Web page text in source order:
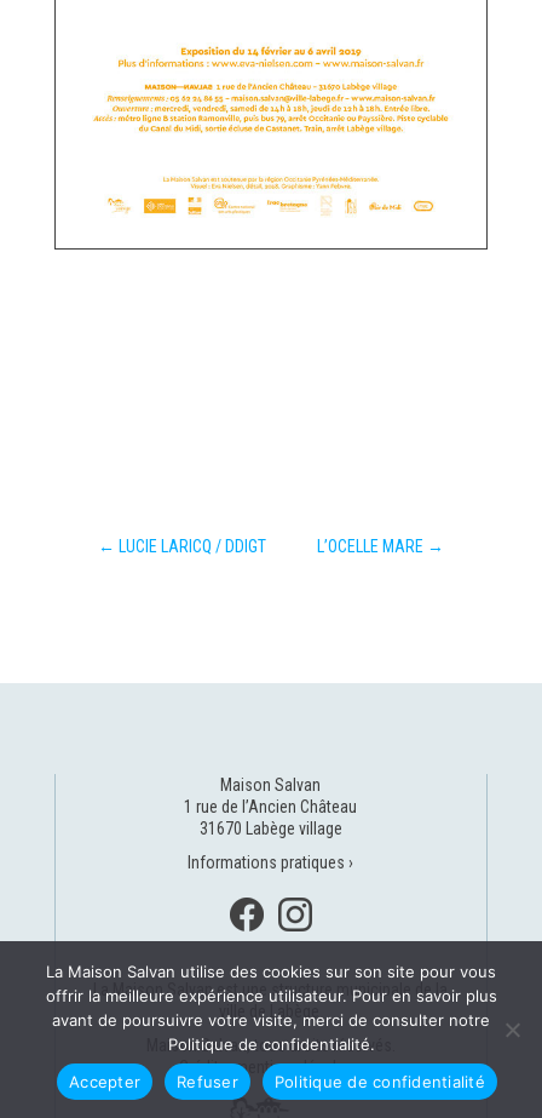
← LUCIE LARICQ / DDIGT L’OCELLE MARE →
Maison Salvan
1 rue de l’Ancien Château
31670 Labège village
Informations pratiques ›
La Maison Salvan est une structure municipale de la
ville de Labège
Maison Salvan, tous droits réservés.
Crédits, mentions légales ›
La Maison Salvan utilise des cookies sur son site pour vous
offrir la meilleure expérience utilisateur. Pour en savoir plus
avant de poursuivre votre visite, merci de consulter notre
Politique de confidentialité.
Accepter
Refuser Politique de confidentialité